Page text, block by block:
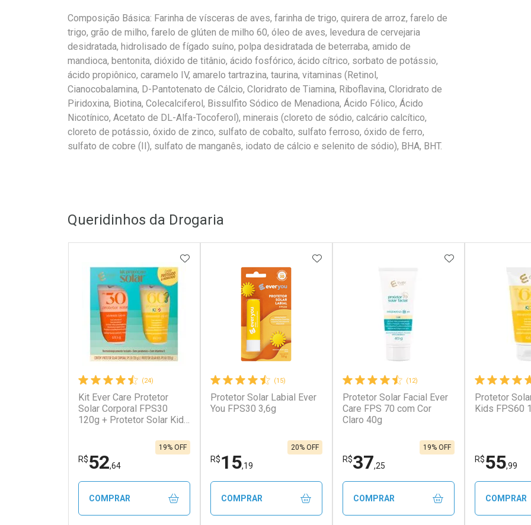
Composição Básica: Farinha de vísceras de aves, farinha de trigo, quirera de arroz, farelo de
trigo, grão de milho, farelo de glúten de milho 60, óleo de aves, levedura de cervejaria
desidratada, hidrolisado de fígado suíno, polpa desidratada de beterraba, amido de
mandioca, bentonita, dióxido de titânio, ácido fosfórico, ácido cítrico, sorbato de potássio,
ácido propiônico, caramelo IV, amarelo tartrazina, taurina, vitaminas (Retinol,
Cianocobalamina, D-Pantotenato de Cálcio, Cloridrato de Tiamina, Riboflavina, Cloridrato de
Piridoxina, Biotina, Colecalciferol, Bissulfito Sódico de Menadiona, Ácido Fólico, Ácido
Nicotínico, Acetato de DL-Alfa-Tocoferol), minerais (cloreto de sódio, calcário calcítico,
cloreto de potássio, óxido de zinco, sulfato de cobalto, sulfato ferroso, óxido de ferro,
sulfato de cobre (II), sulfato de manganês, iodato de cálcio e selenito de sódio), BHA, BHT.
Queridinhos da Drogaria
(24)
Kit Ever Care Protetor
Solar Corporal FPS30
120g + Protetor Solar Kids
R$52,64
19% OFF
ADICIONAR AOS FAVORITOS
COMPRAR
(15)
Protetor Solar Labial Ever
You FPS30 3,6g
R$15,19
20% OFF
ADICIONAR AOS FAVORITOS
COMPRAR
(12)
Protetor Solar Facial Ever
Care FPS 70 com Cor
Claro 40g
R$37,25
19% OFF
ADICIONAR AOS
COMPRAR
Protetor
Kids FPS60
R$55,99
COMPRAR